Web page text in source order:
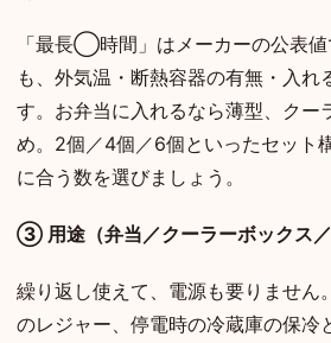
「最長◯時間」はメーカーの公表
も、外気温・断熱容器の有無・入れ
す。お弁当に入れるなら薄型、クー
め。2個／4個／6個といったセット
に合う数を選びましょう。
③ 用途（弁当／クーラーボックス／
繰り返し使えて、電源も要りません
のレジャー、停電時の冷蔵庫の保冷